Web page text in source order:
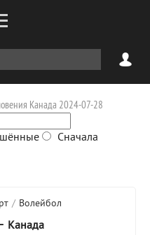
Канада 2024-07-28
Сначала
/ Волейбол
Канада